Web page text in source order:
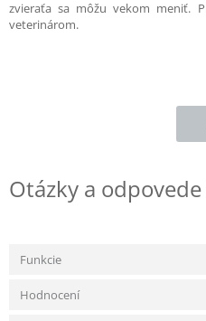
zvieraťa sa môžu vekom meniť.
veterinárom.
Otázky a odpovede
Funkcie
Hodnocení